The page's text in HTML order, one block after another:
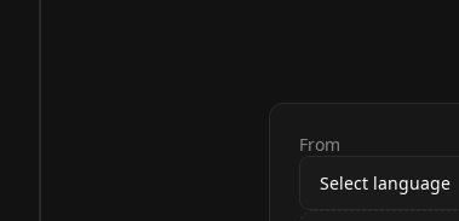
From
Select language